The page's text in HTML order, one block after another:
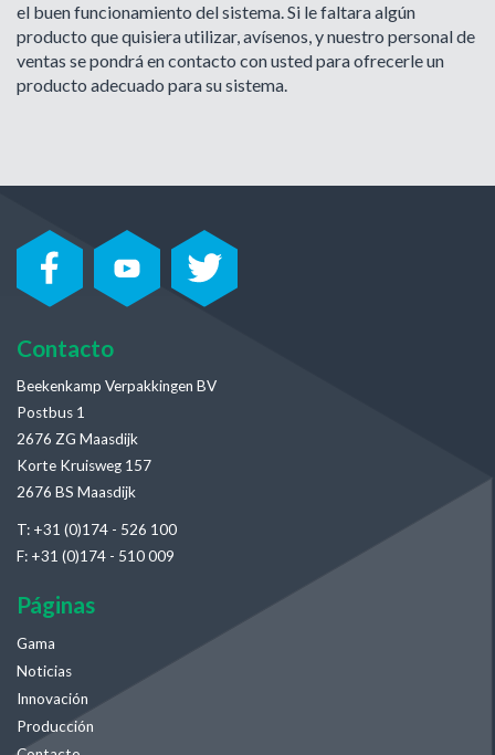
el buen funcionamiento del sistema. Si le faltara algún
producto que quisiera utilizar, avísenos, y nuestro personal de
ventas se pondrá en contacto con usted para ofrecerle un
producto adecuado para su sistema.
Contacto
Beekenkamp Verpakkingen BV
Postbus 1
2676 ZG Maasdijk
Korte Kruisweg 157
2676 BS Maasdijk
T: +31 (0)174 - 526 100
F: +31 (0)174 - 510 009
Páginas
Gama
Noticias
Innovación
Producción